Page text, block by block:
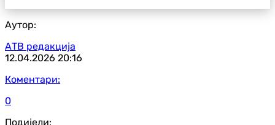
Аутор:
АТВ редакција
12.04.2026 20:16
Коментари:
0
Подијели: